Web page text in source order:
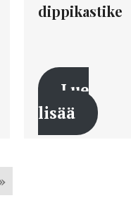
dippikastike
Lue
lisää